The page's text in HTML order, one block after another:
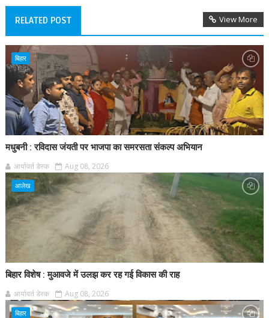
RELATED POST View More
बिहार
मधुबनी : रविदास जंयती पर भाजपा का समरसता संकल्प अभियान
आर्यावर्त डेस्क Aug 08, 2026
आलेख
बिहार विशेष : मुआवजे में उलझ कर रह गई विकास की राह
आर्यावर्त डेस्क Aug 08, 2026
बिहार